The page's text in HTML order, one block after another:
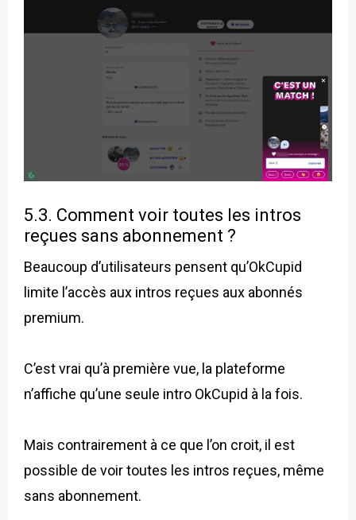
5.3. Comment voir toutes les intros
reçues sans abonnement ?
Beaucoup d’utilisateurs pensent qu’OkCupid
limite l’accès aux intros reçues aux abonnés
premium.
C’est vrai qu’à première vue, la plateforme
n’affiche qu’une seule intro OkCupid à la fois.
Mais contrairement à ce que l’on croit, il est
possible de voir toutes les intros reçues, même
sans abonnement.